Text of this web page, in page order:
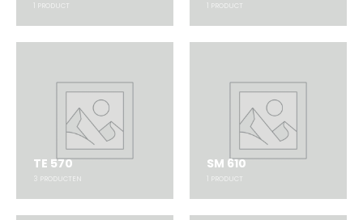
PRODUCT PRODUCT
TE 570
3 PRODUCTEN
SM 610
PRODUCT